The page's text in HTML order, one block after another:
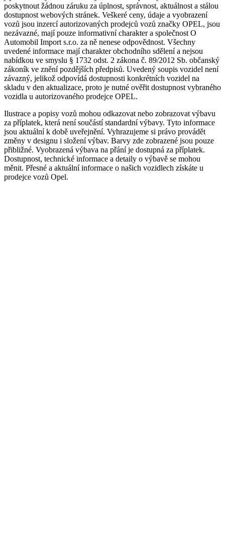
poskytnout žádnou záruku za úplnost, správnost, aktuálnost a stálou
dostupnost webových stránek. Veškeré ceny, údaje a vyobrazení
vozů jsou inzercí autorizovaných prodejců vozů značky OPEL, jsou
nezávazné, mají pouze informativní charakter a společnost O
Automobil Import s.r.o. za ně nenese odpovědnost. Všechny
uvedené informace mají charakter obchodního sdělení a nejsou
nabídkou ve smyslu § 1732 odst. 2 zákona č. 89/2012 Sb. občanský
zákoník ve znění pozdějších předpisů. Uvedený soupis vozidel není
závazný, jelikož odpovídá dostupnosti konkrétních vozidel na
skladu v den aktualizace, proto je nutné ověřit dostupnost vybraného
vozidla u autorizovaného prodejce OPEL.
Ilustrace a popisy vozů mohou odkazovat nebo zobrazovat výbavu
za příplatek, která není součástí standardní výbavy. Tyto informace
jsou aktuální k době uveřejnění. Vyhrazujeme si právo provádět
změny v designu i složení výbav. Barvy zde zobrazené jsou pouze
přibližné. Vyobrazená výbava na přání je dostupná za příplatek.
Dostupnost, technické informace a detaily o výbavě se mohou
měnit. Přesné a aktuální informace o našich vozidlech získáte u
prodejce vozů Opel.